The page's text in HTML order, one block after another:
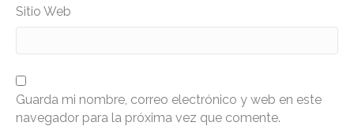
Sitio Web
Guarda mi nombre, correo electrónico y web en este
navegador para la próxima vez que comente.